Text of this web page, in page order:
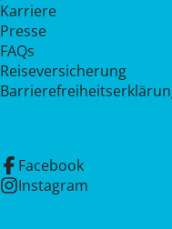
Karriere
Presse
FAQs
Reiseversicherung
Facebook
Instagram